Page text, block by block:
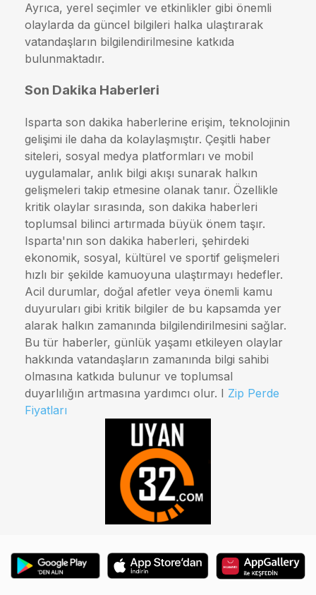
Ayrıca, yerel seçimler ve etkinlikler gibi önemli
olaylarda da güncel bilgileri halka ulaştırarak
vatandaşların bilgilendirilmesine katkıda
bulunmaktadır.
Son Dakika Haberleri
Isparta son dakika haberlerine erişim, teknolojinin
gelişimi ile daha da kolaylaşmıştır. Çeşitli haber
siteleri, sosyal medya platformları ve mobil
uygulamalar, anlık bilgi akışı sunarak halkın
gelişmeleri takip etmesine olanak tanır. Özellikle
kritik olaylar sırasında, son dakika haberleri
toplumsal bilinci artırmada büyük önem taşır.
Isparta'nın son dakika haberleri, şehirdeki
ekonomik, sosyal, kültürel ve sportif gelişmeleri
hızlı bir şekilde kamuoyuna ulaştırmayı hedefler.
Acil durumlar, doğal afetler veya önemli kamu
duyuruları gibi kritik bilgiler de bu kapsamda yer
alarak halkın zamanında bilgilendirilmesini sağlar.
Bu tür haberler, günlük yaşamı etkileyen olaylar
hakkında vatandaşların zamanında bilgi sahibi
olmasına katkıda bulunur ve toplumsal
duyarlılığın artmasına yardımcı olur. I Zip Perde
Fiyatları